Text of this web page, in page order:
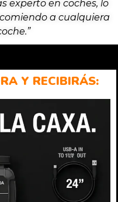
experto en coches, lo
a cualquiera
Y RECIBIRÁS: